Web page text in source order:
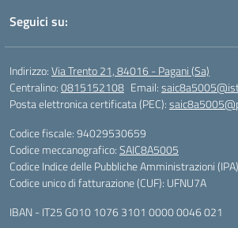
Seguici su:
Indirizzo:Via Trento 21, 84016 - Pagani (Sa)
Centralino:0815152108 Email:
Posta elettronica certificata (PEC):
Codice fiscale: 94029530659
Codice meccanografico:SAIC8A5005
Codice Indice delle Pubbliche Amministrazioni
Codice unico di fatturazione (CUF): UFNU7A
IBAN - IT25 G010 1076 3101 0000 0046 021